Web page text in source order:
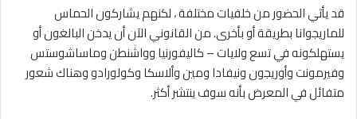
قد يأتي الحضور من خلفيات مختلفة ، لكنهم يشاركون الحماس
للماريجوانا بطريقة أو بأخرى. من القانوني الآن أن يدخن البالغون أو
يستهلكونه في تسع ولايات – كاليفورنيا وواشنطن وماساشوستس
وفيرمونت وأوريجون ونيفادا ومين وألاسكا وكولورادو وهناك شعور
متفائل في المعرض بأنه سوف ينتشر أكثر.